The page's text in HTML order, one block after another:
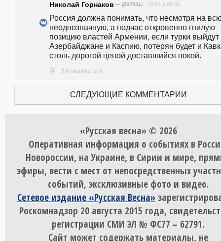
Николай Горнаков — (207531) 16.07 в 05:56
Россия должна понимать, что несмотря на
неоднозначную, а подчас откровенно гнилую
позицию властей Армении, если турки выйдут
Азербайджане и Каспию, потерян будет и
столь дорогой ценой доставшийся покой.
# ! Пожаловаться
СЛЕДУЮЩИЕ КОММЕНТАРИИ
«Русская весна» © 2026
Оперативная информация о событиях в
Новороссии, на Украине, в Сирии и мире,
эфиры, вести с мест от непосредственных
событий, эксклюзивные фото и видео.
Сетевое издание «Русская Весна»
Роскомнадзор 20 августа 2015 года,
регистрации СМИ ЭЛ № ФС77 – 62791.
Сайт может содержать материалы, не